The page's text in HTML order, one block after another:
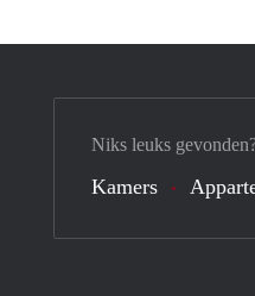
Niks leuks
Kamers